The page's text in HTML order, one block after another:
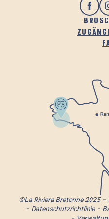
©La Riviera Bretonne 2025
Datenschutzrichtlinie